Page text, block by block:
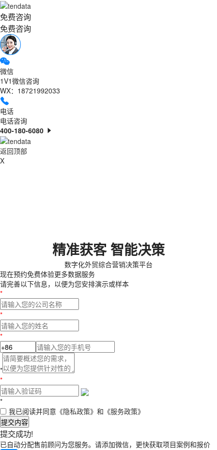
免费咨询
免费咨询
微信
1V1微信咨询
WX：18721992033
电话
电话咨询
400-180-6080
返回顶部
X
精准获客 智能决策
数字化外贸综合营销决策平台
现在预约免费体验更多数据服务
请完善以下信息，以便为您安排演示或样本
*
*
*
*
*
*
我已阅读并同意 《隐私政策》 和 《服务政策》
提交内容
提交成功!
已自动分配售前顾问为您服务。请添加微信，更快获取项目案例和报价